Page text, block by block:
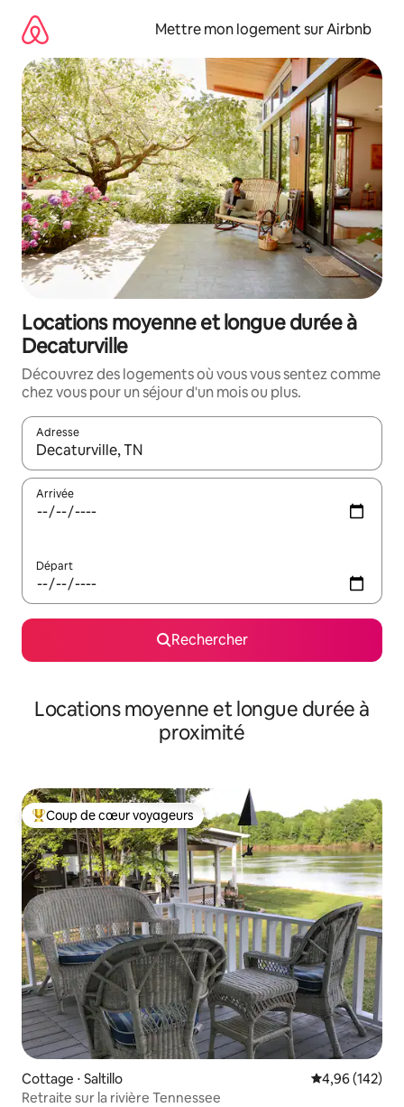
directement
contenu
Mettre mon logement sur Airbnb
Locations moyenne et longue durée à
Decaturville
Découvrez des logements où vous vous sentez comme
chez vous pour un séjour d'un mois ou plus.
Adresse
Lorsque les résultats s'affichent, utilisez les flèches vers le
Arrivée
Départ
Rechercher
Locations moyenne et longue durée à
proximité
Coups de cœur voyageurs les plus appréciés
Coup de cœur voyageurs
Cottage ⋅ Saltillo Évaluation
4,96 (142)
Retraite sur la rivière Tennessee